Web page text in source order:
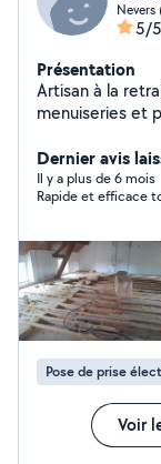
Nevers
5/5
Présentation
Artisan à la
menuiseries et
Dernier avis
Il y a plus de 6 mois
Rapide et efficace
Pose de prise
Voir